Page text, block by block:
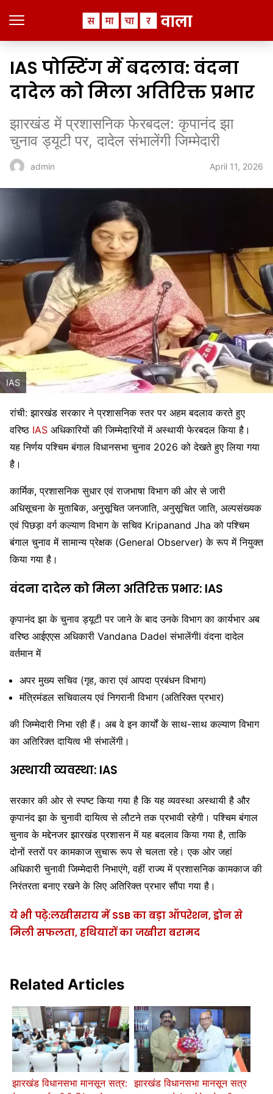
IAS पोस्टिंग में बदलाव: वंदना
दादेल को मिला अतिरिक्त प्रभार
झारखंड में प्रशासनिक फेरबदल: कृपानंद झा
चुनाव ड्यूटी पर, दादेल संभालेंगी जिम्मेदारी
admin April 11, 2026
IAS
रांची: झारखंड सरकार ने प्रशासनिक स्तर पर अहम बदलाव करते हुए
वरिष्ठ IAS अधिकारियों की जिम्मेदारियों में अस्थायी फेरबदल किया है।
यह निर्णय पश्चिम बंगाल विधानसभा चुनाव 2026 को देखते हुए लिया गया
है।
कार्मिक, प्रशासनिक सुधार एवं राजभाषा विभाग की ओर से जारी
अधिसूचना के मुताबिक, अनुसूचित जनजाति, अनुसूचित जाति, अल्पसंख्यक
एवं पिछड़ा वर्ग कल्याण विभाग के सचिव Kripanand Jha को पश्चिम
बंगाल चुनाव में सामान्य प्रेक्षक (General Observer) के रूप में नियुक्त
किया गया है।
वंदनादादेलको मिला अतिरिक्त प्रभार: IAS
कृपानंद झा के चुनाव ड्यूटी पर जाने के बाद उनके विभाग का कार्यभार अब
वरिष्ठ आईएएस अधिकारी Vandana Dadel संभालेंगीI वंदना दादेल
वर्तमान में
अपर मुख्य सचिव (गृह, कारा एवं आपदा प्रबंधन विभाग)
मंत्रिमंडल सचिवालय एवं निगरानी विभाग (अतिरिक्त प्रभार)
की जिम्मेदारी निभा रही हैं। अब वे इन कार्यों के साथ-साथ कल्याण विभाग
का अतिरिक्त दायित्व भी संभालेंगी।
अस्थायी व्यवस्था: IAS
सरकार की ओर से स्पष्ट किया गया है कि यह व्यवस्था अस्थायी है और
कृपानंद झा के चुनावी दायित्व से लौटने तक प्रभावी रहेगी। पश्चिम बंगाल
चुनाव के मद्देनजर झारखंड प्रशासन में यह बदलाव किया गया है, ताकि
दोनों स्तरों पर कामकाज सुचारू रूप से चलता रहे। एक ओर जहां
अधिकारी चुनावी जिम्मेदारी निभाएंगे, वहीं राज्य में प्रशासनिक कामकाज की
निरंतरता बनाए रखने के लिए अतिरिक्त प्रभार सौंपा गया है।
ये भी पढ़े:लखीसराय में SSB का बड़ा ऑपरेशन, ड्रोन से
मिली सफलता, हथियारों का जखीरा बरामद
Related Articles
झारखंड विधानसभा मानसून सत्र: झारखंड विधानसभा मानसून सत्र